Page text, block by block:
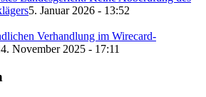
5. Januar 2026 - 13:52
Verhandlung im Wirecard-
November 2025 - 17:11